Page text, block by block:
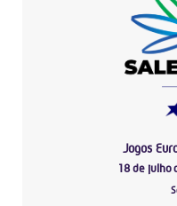
Jogos
18 de julho